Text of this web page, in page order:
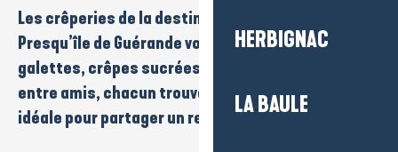
HERBIGNAC
LA BAULE
Les crêperies de la destination
Presqu’île de Guérandevous invitent àsavourer
galettes, crêpes sucrées. En famille, en duo ou
entre amis, chacun trouve facilement l’adresse
idéale pour partager un repas simple et convivial.